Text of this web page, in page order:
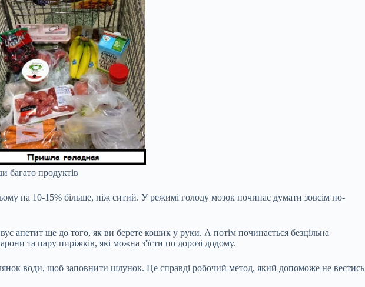
багато продуктів
на 10-15% більше, ніж ситий. У режимі голоду мозок починає думати зовсім по-
апетит ще до того, як ви берете кошик у руки. А потім починається безцільна
та пару пиріжків, які можна з'їсти по дорозі додому.
води, щоб заповнити шлунок. Це справді робочий метод, який допоможе не вестись